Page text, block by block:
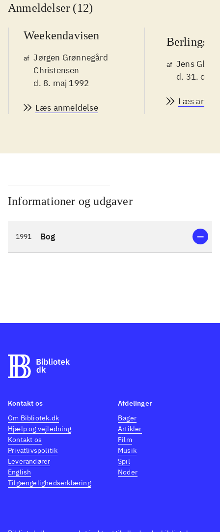
Anmeldelser (12)
Weekendavisen
af Jørgen Grønnegård
Christensen
d. 8. maj 1992
Læs anmeldelse
af Jens
d. 31. okt.
Læs
Informationer og udgaver
1991 Bog
Kontakt os
Om Bibliotek.dk
Hjælp og vejledning
Kontakt os
Privatlivspolitik
Leverandører
English
Tilgængelighedserklæring
Afdelinger
Bøger
Artikler
Film
Musik
Spil
Noder